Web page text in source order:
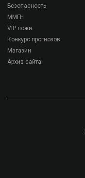
Безопасность
ММГН
VIP ложи
Конкурс прогнозов
Магазин
Архив сайта